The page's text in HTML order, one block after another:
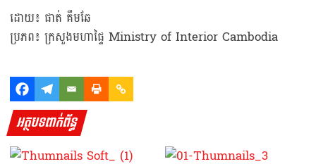
ដោយ៖ ផាត់ គឹមឆែ
ប្រភព៖ ក្រសួងមហាផ្ទៃ Ministry of Interior Cambodia
អត្ថបទពាក់ព័ន្ធ